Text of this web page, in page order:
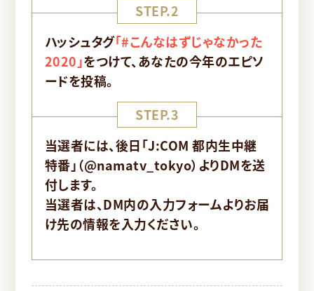
STEP.2
ハッシュタグ「#こんなはずじゃなかった
2020」をつけて、あなたの今年のエピソ
ードを投稿。
STEP.3
当選者には、後日「J:COM 都内生中継
特番」（@namatv_tokyo）よりDMを送
付します。
当選者は、DM内の入力フォームよりお届
け先の情報を入力ください。